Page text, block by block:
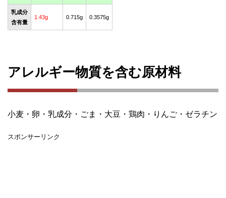
乳成分
含有量
1.43g 0.715g 0.3575g
アレルギー物質を含む原材料
小麦・卵・乳成分・ごま・大豆・鶏肉・りんご・ゼラチン
スポンサーリンク